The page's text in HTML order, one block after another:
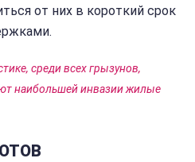
от них в короткий срок
среди всех грызунов,
наибольшей инвазии жилые